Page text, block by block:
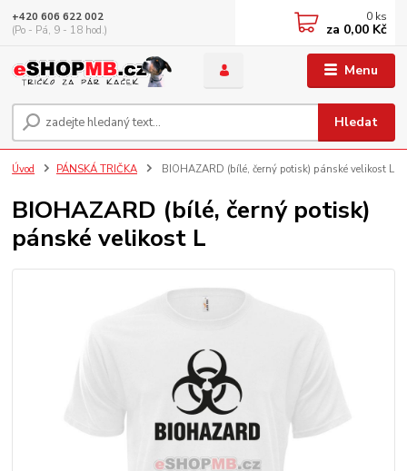
Menu
Hledat
+420 606 622 002
(Po - Pá, 9 - 18 hod.)
0 ks
za 0,00 Kč
Úvod PÁNSKÁ TRIČKA BIOHAZARD (bílé, černý potisk) pánské velikost L
BIOHAZARD (bílé, černý potisk)
pánské velikost L